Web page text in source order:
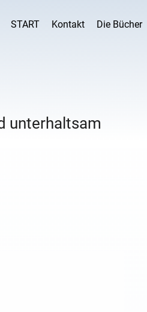
START Kontakt Die Bücher
unterhaltsam